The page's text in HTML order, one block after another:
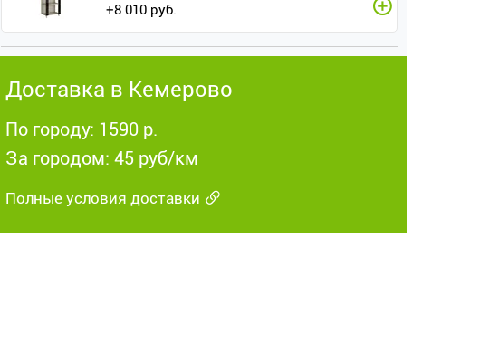
+8 010 руб.
Доставка в Кемерово
По городу: 1590 р.
За городом: 45 руб/км
Полные условия доставки